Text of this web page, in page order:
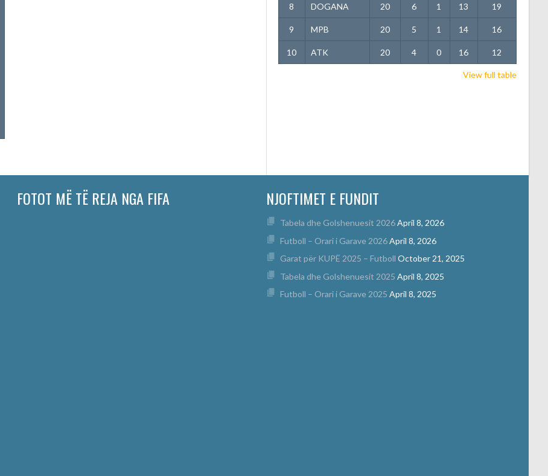
8 DOGANA 20 6 1 13 19
9 MPB 20 5 1 14 16
10 ATK 20 4 0 16 12
View full table
FOTOT MË TË REJA NGA FIFA NJOFTIMET E FUNDIT
Tabela dhe Golshenuesit 2026 April 8, 2026
Futboll – Orari i Garave 2026 April 8, 2026
Garat për KUPË 2025 – Futboll October 21, 2025
Tabela dhe Golshenuesit 2025 April 8, 2025
Futboll – Orari i Garave 2025 April 8, 2025